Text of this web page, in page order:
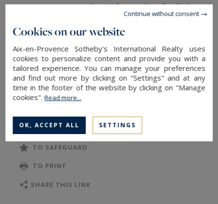
espaces en une seule et même maison familiale.
complétées par un atelier de 140 m², parfait
pour une activité artistique ou professionnelle,
ainsi qu’un spacieux garage d’environ 60 m²,
répondant à tous vos besoins en termes de
confort et de praticité.
Nichée dans un écrin verdoyant, la villa est bâtie
sur un terrain arboré et aménagé de 4 211 m²,
une invitation à la détente et à l’évasion dans un
cadre préservé, loin de l’effervescence urbaine.
la référence internationale de l'immobilier de
prestige à Aix en Provence.
TO SAFEGUARD
TO PRINT
SHARE THIS LINK
Cookies on our website
Aix-en-Provence Sotheby's International Realty uses
cookies to personalize content and provide you with a
tailored experience. You can manage your preferences
and find out more by clicking on "Settings" and at any
time in the footer of the website by clicking on "Manage
cookies".Read more...
OK, ACCEPT ALL SETTINGS
Continue without consent